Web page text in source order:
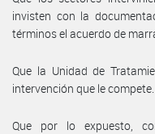
invisten con la
términos el acuerdo de
Que la Unidad de
intervención que le compete.
Que por lo expuesto,